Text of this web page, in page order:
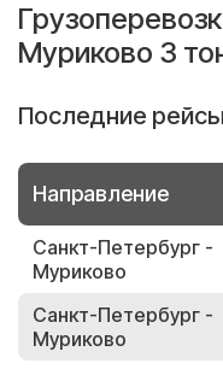
Муриково 3
Последние рейсы
Направление
Санкт-Петербург -
Муриково
Санкт-Петербург -
Муриково